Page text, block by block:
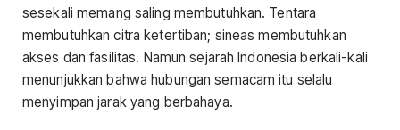
sesekali memang saling membutuhkan. Tentara
membutuhkan citra ketertiban; sineas membutuhkan
akses dan fasilitas. Namun sejarah Indonesia berkali-kali
menunjukkan bahwa hubungan semacam itu selalu
menyimpan jarak yang berbahaya.